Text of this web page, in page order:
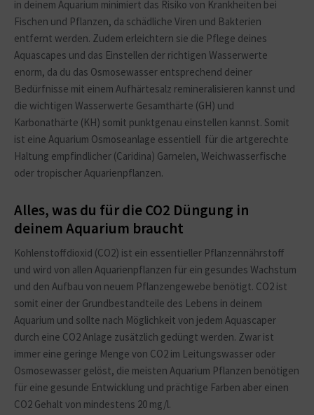
in deinem Aquarium minimiert das Risiko von Krankheiten bei
Fischen und Pflanzen, da schädliche Viren und Bakterien
entfernt werden. Zudem erleichtern sie die Pflege deines
Aquascapes und das Einstellen der richtigen Wasserwerte
enorm, da du das Osmosewasser entsprechend deiner
Bedürfnisse mit einem Aufhärtesalz remineralisieren kannst und
die wichtigen Wasserwerte Gesamthärte (GH) und
Karbonathärte (KH) somit punktgenau einstellen kannst. Somit
ist eine Aquarium Osmoseanlage essentiell für die artgerechte
Haltung empfindlicher (Caridina) Garnelen, Weichwasserfische
oder tropischer Aquarienpflanzen.
Alles, was du für die CO2 Düngung in
deinem Aquarium braucht
Kohlenstoffdioxid (CO2) ist ein essentieller Pflanzennährstoff
und wird von allen Aquarienpflanzen für ein gesundes Wachstum
und den Aufbau von neuem Pflanzengewebe benötigt. CO2 ist
somit einer der Grundbestandteile des Lebens in deinem
Aquarium und sollte nach Möglichkeit von jedem Aquascaper
durch eine CO2 Anlage zusätzlich gedüngt werden. Zwar ist
immer eine geringe Menge von CO2 im Leitungswasser oder
Osmosewasser gelöst, die meisten Aquarium Pflanzen benötigen
für eine gesunde Entwicklung und prächtige Farben aber einen
CO2 Gehalt von mindestens 20 mg/l.